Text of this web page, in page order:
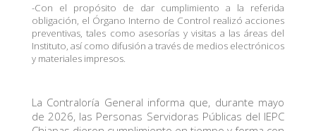
-Con el propósito de dar cumplimiento a la referida
obligación, el Órgano Interno de Control realizó acciones
preventivas, tales como asesorías y visitas a las áreas del
Instituto, así como difusión a través de medios electrónicos
y materiales impresos.
La Contraloría General informa que, durante mayo
de 2026, las Personas Servidoras Públicas del IEPC